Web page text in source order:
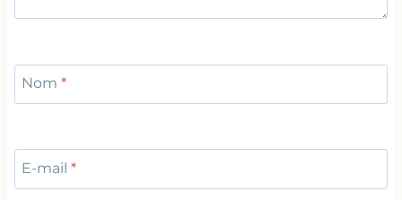
Nom *
E-mail *